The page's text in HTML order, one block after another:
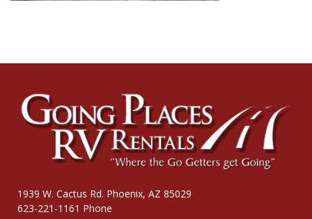
1939 W. Cactus Rd. Phoenix, AZ 85029
623-221-1161 Phone